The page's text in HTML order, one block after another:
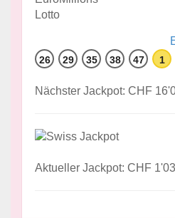
26 29 35 38 47 1
Nächster Jackpot: CHF
Aktueller Jackpot: CHF